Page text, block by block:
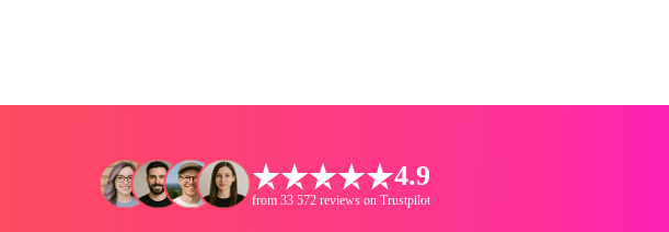
4.9
from 33 572 reviews on Trustpilot